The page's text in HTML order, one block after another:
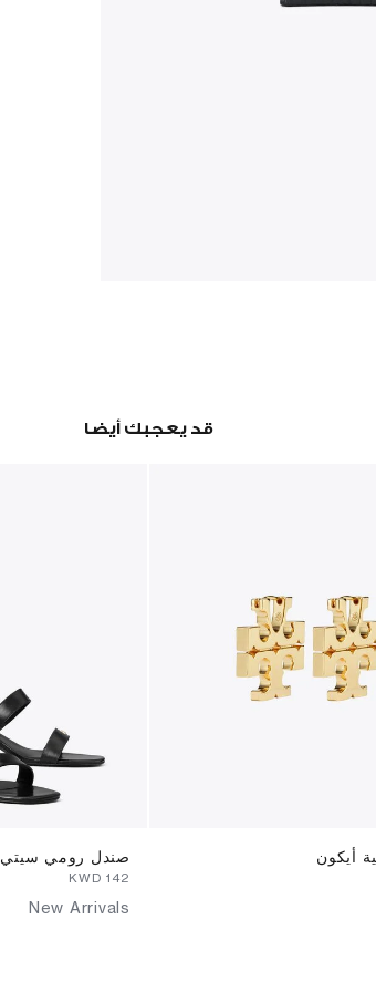
قد يعجبك أيضا
أيكون صندل رومي سيتي
New Arrivals